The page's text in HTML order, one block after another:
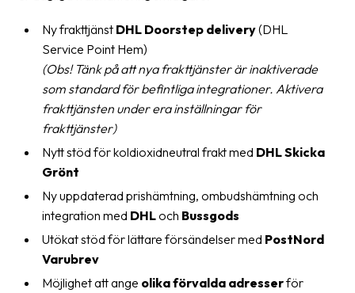
Nedladdningar
Streckkodsläsare
Kundtjänst
Om
företaget
Fraktjakt
Pressrum
Medarbetare
Jobb
Ny frakttjänst DHL Doorstep delivery(DHL
Service Point Hem)
(Obs! Tänk på att nya frakttjänster är inaktiverade
som standard för befintliga integrationer. Aktivera
frakttjänsten under era inställningar för
frakttjänster)
Nytt stöd för koldioxidneutral frakt med DHL Skicka
Grönt
Ny uppdaterad prishämtning, ombudshämtning och
integration med DHLoch Bussgods
Utökat stöd för lättare försändelser med PostNord
Varubrev
Möjlighet att ange olika förvalda adresserför